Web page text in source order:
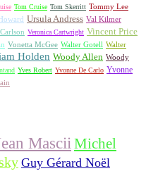
Tom Cruise Tom Skerritt Tommy Lee
Ursula Andress Val Kilmer
Veronica Cartwright Vincent Price
Vonetta McGee Walter Gotell Walter
Holden Woody Allen Woody
Yves Robert Yvonne De Carlo Yvonne
Mascii Michel
Guy Gérard Noël